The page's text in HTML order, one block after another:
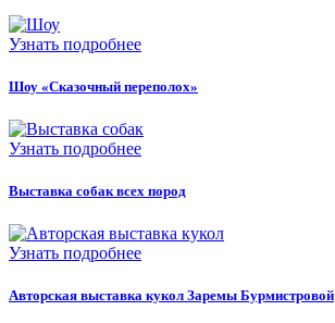
Узнать подробнее
Шоу «Сказочный переполох»
Узнать подробнее
Выставка собак всех пород
Узнать подробнее
Авторская выставка кукол Заремы Бурмистровой